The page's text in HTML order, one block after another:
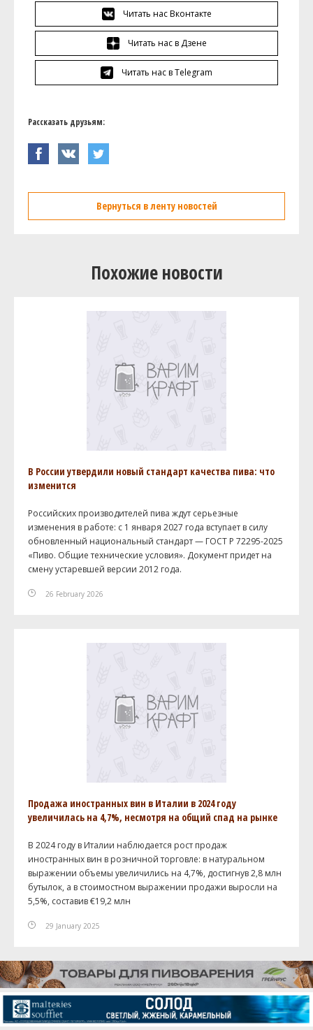
Читать нас Вконтакте
Читать нас в Дзене
Читать нас в Telegram
Рассказать друзьям:
Вернуться в ленту новостей
Похожие новости
В России утвердили новый стандарт качества пива: что
изменится
Российских производителей пива ждут серьезные
изменения в работе: с 1 января 2027 года вступает в силу
обновленный национальный стандарт — ГОСТ Р 72295-2025
«Пиво. Общие технические условия». Документ придет на
смену устаревшей версии 2012 года.
26 February 2026
Продажа иностранных вин в Италии в 2024 году
увеличилась на 4,7%, несмотря на общий спад на рынке
В 2024 году в Италии наблюдается рост продаж
иностранных вин в розничной торговле: в натуральном
выражении объемы увеличились на 4,7%, достигнув 2,8 млн
бутылок, а в стоимостном выражении продажи выросли на
5,5%, составив €19,2 млн
29 January 2025